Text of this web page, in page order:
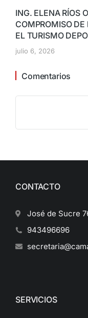
ING. ELENA RÍOS
COMPROMISO
EL TURISMO
julio 6, 2026
Comentarios
CONTACTO
José de Sucre
943496696
SERVICIOS